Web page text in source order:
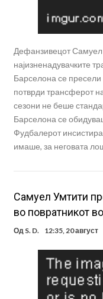
Дефанзивецот Самуел
најизненадувачките
Барселона се пресели
потврди трансферот
сезони не беше
Барселона се
Фудбалерот
имаше, за неговата
Самуел Умтити
во повратникот
Од S. D. 12:35, 20 август